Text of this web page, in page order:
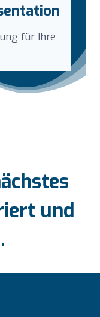
für Ihre
und